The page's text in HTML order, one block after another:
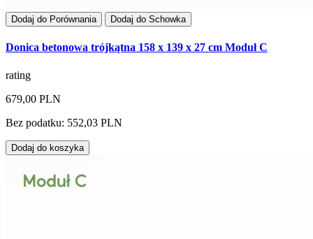
Dodaj do Porównania Dodaj do Schowka
Donica betonowa trójkątna 158 x 139 x 27 cm Moduł C
rating
679,00 PLN
Bez podatku: 552,03 PLN
Dodaj do koszyka